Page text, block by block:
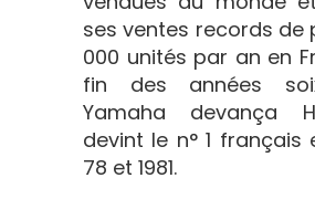
ses ventes records de
000 unités par an en
fin des années
Yamaha devança
devint le n° 1 français
78 et 1981.